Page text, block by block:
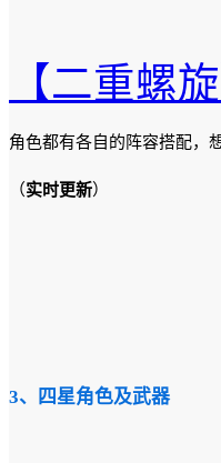
【二重螺
角色都有各自的阵容搭配，
（实时更新）
3、四星角色及武器